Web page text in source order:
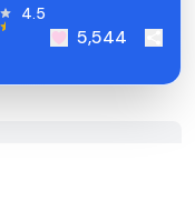
4.5
5,544